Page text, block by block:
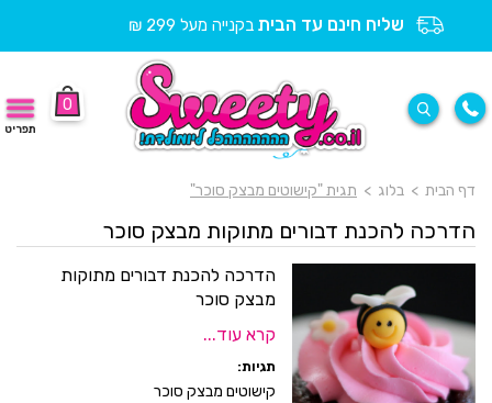
שליח חינם עד הבית בקנייה מעל 299 ₪
0
תפריט
דף הבית > בלוג > תגית "קישוטים מבצק סוכר"
הדרכה להכנת דבורים מתוקות מבצק סוכר
הדרכה להכנת דבורים מתוקות
מבצק סוכר
קרא עוד...
תגיות:
קישוטים מבצק סוכר